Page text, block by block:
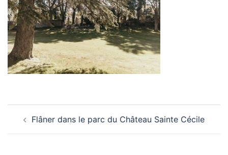
d’article
Flâner dans le parc du Château Sainte Cécile